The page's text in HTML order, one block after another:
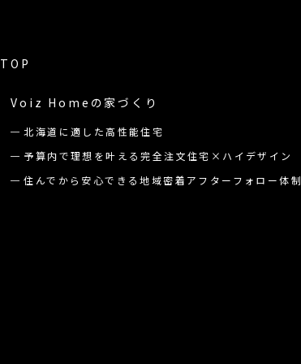
TOP
Voiz Homeの家づくり
北海道に適した高性能住宅
予算内で理想を叶える完全注文住宅×ハイデザイン
住んでから安心できる地域密着アフターフォロー体制